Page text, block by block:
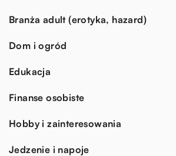
Branża adult (erotyka, hazard)
Dom i ogród
Edukacja
Finanse osobiste
Hobby i zainteresowania
Jedzenie i napoje